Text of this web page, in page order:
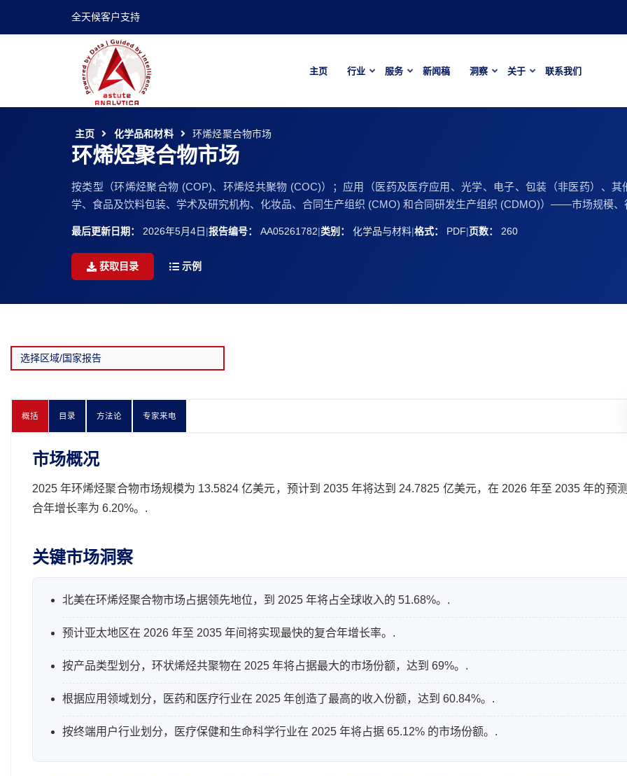
全天候客户支持
主页 行业 服务 新闻稿 洞察 关于 联系我们
主页 化学品和材料 环烯烃聚合物市场
环烯烃聚合物市场
按类型（环烯烃聚合物 (COP)、环烯烃共聚物 (COC)）；应用（医药及医疗应用、光学、电子、包装（非医药）、
学、食品及饮料包装、学术及研究机构、化妆品、合同生产组织 (CMO) 和合同研发生产组织 (CDMO)）——市场规模、
最后更新日期： 2026年5月4日 |报告编号： AA05261782|类别： 化学品与材料|格式： PDF|页数： 260
获取目录 示例
概括 目录 方法论 专家来电
市场概况
2025 年环烯烃聚合物市场规模为 13.5824 亿美元，预计到 2035 年将达到 24.7825 亿美元，在 2026 年至 2035 年的预
合年增长率为 6.20%。.
关键市场洞察
北美在环烯烃聚合物市场占据领先地位，到 2025 年将占全球收入的 51.68%。.
预计亚太地区在 2026 年至 2035 年间将实现最快的复合年增长率。.
按产品类型划分，环状烯烃共聚物在 2025 年将占据最大的市场份额，达到 69%。.
根据应用领域划分，医药和医疗行业在 2025 年创造了最高的收入份额，达到 60.84%。.
按终端用户行业划分，医疗保健和生命科学行业在 2025 年将占据 65.12% 的市场份额。.